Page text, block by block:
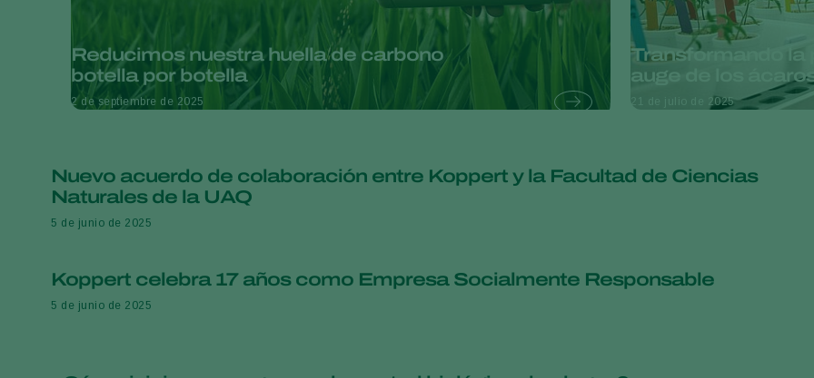
Reducimos nuestra huella de carbono
botella por botella
2 de septiembre de 2025
Transformando la
auge de los
21 de julio de 2025
Nuevo acuerdo de colaboración entre Koppert y la Facultad de Ciencias
Naturales de la UAQ
5 de junio de 2025
Koppert celebra 17 años como Empresa Socialmente Responsable
5 de junio de 2025